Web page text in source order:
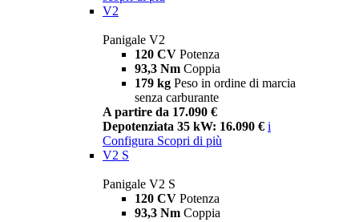
V2
Panigale V2
120 CV Potenza
93,3 Nm Coppia
179 kg Peso in ordine di marcia
senza carburante
A partire da 17.090 €
Depotenziata 35 kW: 16.090 € i
Configura Scopri di più
V2 S
Panigale V2 S
120 CV Potenza
93,3 Nm Coppia